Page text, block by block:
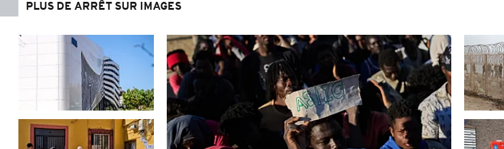
PLUS DE ARRÊT SUR IMAGES